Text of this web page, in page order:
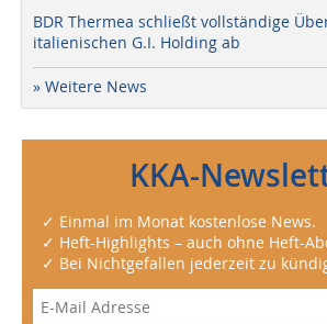
BDR Thermea schließt vollständige
italienischen G.I. Holding ab
» Weitere News
KKA-
✓ Einmal im Monat kostenlose News.
✓ Heft-Highlights – auch ohne Heft-
✓ Bei Nichtgefallen jederzeit zu